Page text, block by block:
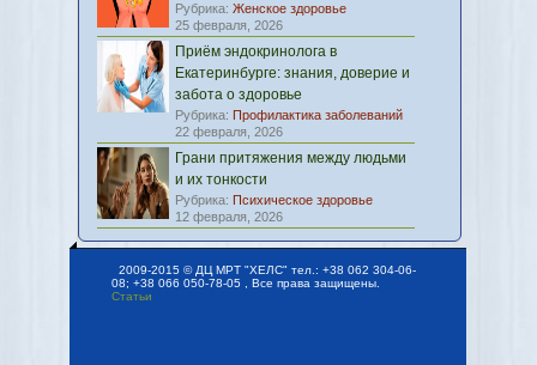
Рубрика: Женское здоровье
25 февраля, 2026
Приём эндокринолога в
Екатеринбурге: знания, доверие и
забота о здоровье
Рубрика: Профилактика заболеваний
22 февраля, 2026
Грани притяжения между людьми
и их тонкости
Рубрика: Психическое здоровье
12 февраля, 2026
2009-2015 © ДЦ МРТ "ХЕЛС" тел.: +38 062 304-06-
08; +38 066 050-78-05 , Все права защищены.
Статьи